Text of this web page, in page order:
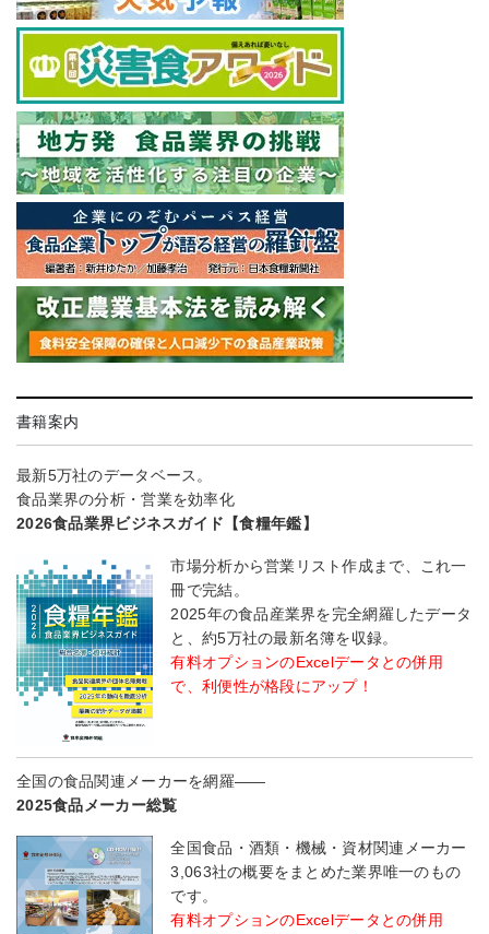
書籍案内
最新5万社のデータベース。
食品業界の分析・営業を効率化
2026食品業界ビジネスガイド【食糧年鑑】
市場分析から営業リスト作成まで、これ一
冊で完結。
2025年の食品産業界を完全網羅したデータ
と、約5万社の最新名簿を収録。
有料オプションのExcelデータとの併用
で、利便性が格段にアップ！
全国の食品関連メーカーを網羅――
2025食品メーカー総覧
全国食品・酒類・機械・資材関連メーカー
3,063社の概要をまとめた業界唯一のもの
です。
有料オプションのExcelデータとの併用